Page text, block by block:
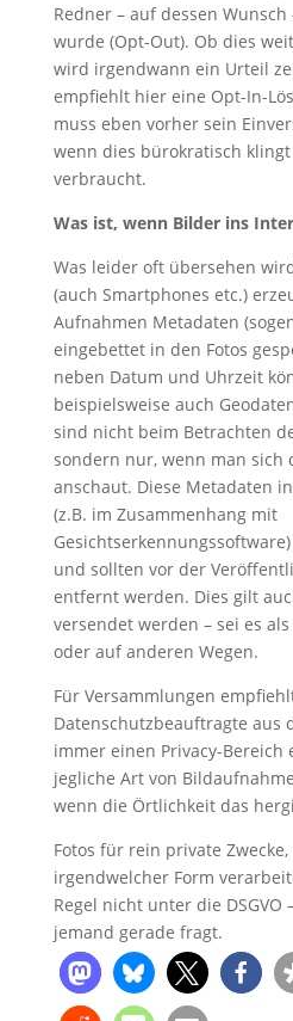
Redner – auf dessen
wurde (Opt-Out). Ob dies
wird irgendwann ein Urteil
empfiehlt hier eine Opt-In-
muss eben vorher sein
wenn dies bürokratisch
verbraucht.
Was ist, wenn Bilder ins
Was leider oft übersehen
(auch Smartphones etc.)
Aufnahmen Metadaten
eingebettet in den Fotos
neben Datum und Uhrzeit
beispielsweise auch
sind nicht beim Betrachten
sondern nur, wenn man sich
anschaut. Diese Metadaten
(z.B. im Zusammenhang mit
und sollten vor der
entfernt werden. Dies gilt
versendet werden – sei es
oder auf anderen Wegen.
Für Versammlungen
Datenschutzbeauftragte aus
immer einen Privacy-
jegliche Art von
wenn die Örtlichkeit das
Fotos für rein private
irgendwelcher Form
Regel nicht unter die DSGVO
jemand gerade fragt.